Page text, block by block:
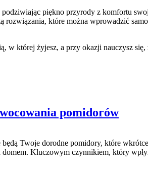
piękno przyrody z komfortu
które można wprowadzić
której żyjesz, a przy okazji nauczysz
pomidorów
Twoje dorodne pomidory, które
Kluczowym czynnikiem, który